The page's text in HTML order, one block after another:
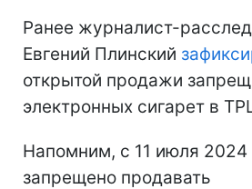
Ранее журналист-
Евгений Плинский
открытой продажи
электронных сигарет в
Напомним, с 11 июля 2024
запрещено продавать